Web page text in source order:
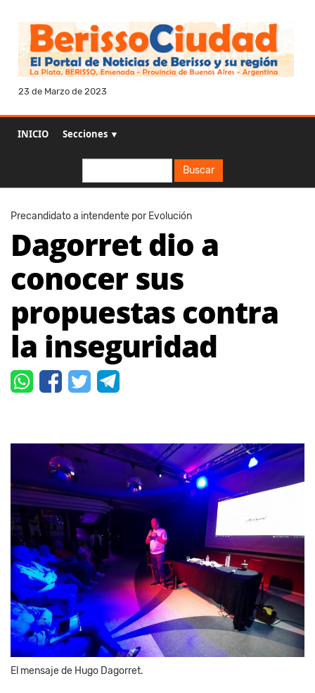
23 de Marzo de 2023
INICIO Secciones ▼
Buscar
Precandidato a intendente por Evolución
Dagorret dio a
conocer sus
propuestas contra
la inseguridad
El mensaje de Hugo Dagorret.